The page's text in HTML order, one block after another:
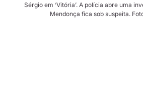
Sérgio em ‘Vitória’. A polícia abre uma
Mendonça fica sob suspeita.